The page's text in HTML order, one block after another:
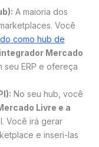
A maioria dos
Você
como hub de
Mercado
seu ERP e ofereça
No seu hub, você
Livre e a
Você irá gerar
e inseri-las